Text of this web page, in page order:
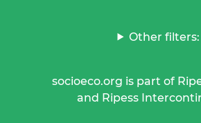
Other filters:
socioeco.org is part of
and Ripess